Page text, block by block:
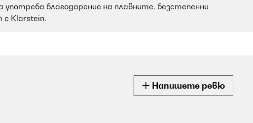
употреба благодарение на плавните, безстепенни
Klarstein.
Напишете ревю